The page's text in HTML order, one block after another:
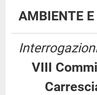
AMBIENTE
VIII